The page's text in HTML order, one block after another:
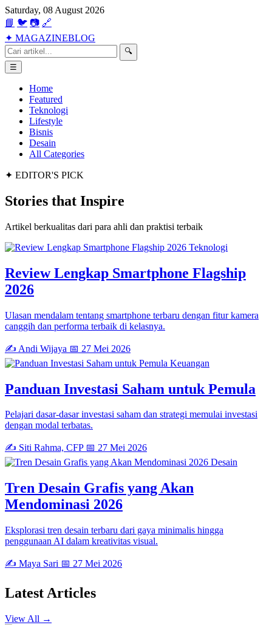
Saturday, 08 August 2026
📘 🐦 📷 🔗
✦ MAGAZINEBLOG
🔍
☰
Home
Featured
Teknologi
Lifestyle
Bisnis
Desain
All Categories
✦ EDITOR'S PICK
Stories that Inspire
Artikel berkualitas dari para ahli dan praktisi terbaik
Teknologi
Review Lengkap Smartphone Flagship
2026
Ulasan mendalam tentang smartphone terbaru dengan fitur kamera
canggih dan performa terbaik di kelasnya.
✍️ Andi Wijaya 📅 27 Mei 2026
Keuangan
Panduan Investasi Saham untuk Pemula
Pelajari dasar-dasar investasi saham dan strategi memulai investasi
dengan modal terbatas.
✍️ Siti Rahma, CFP 📅 27 Mei 2026
Desain
Tren Desain Grafis yang Akan
Mendominasi 2026
Eksplorasi tren desain terbaru dari gaya minimalis hingga
penggunaan AI dalam kreativitas visual.
✍️ Maya Sari 📅 27 Mei 2026
Latest Articles
View All →